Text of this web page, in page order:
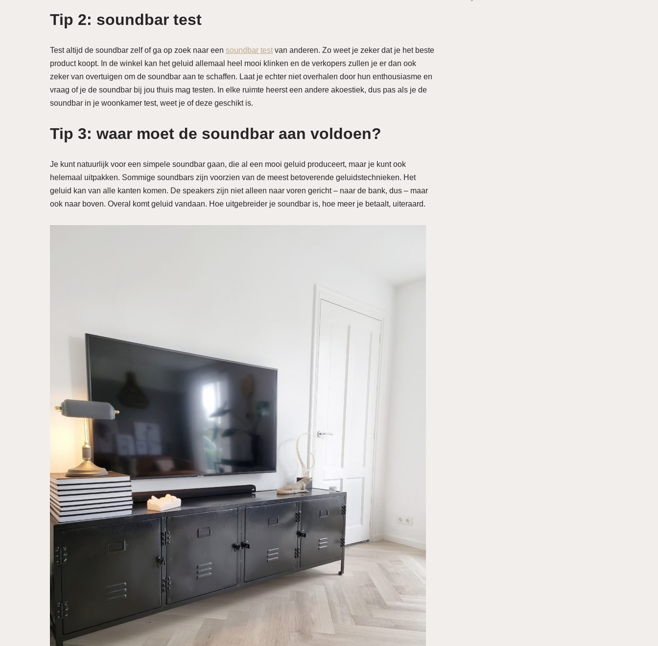
Tip 2: soundbar test
Test altijd de soundbar zelf of ga op zoek naar een soundbar test van anderen. Zo weet je zeker dat je het beste
product koopt. In de winkel kan het geluid allemaal heel mooi klinken en de verkopers zullen je er dan ook
zeker van overtuigen om de soundbar aan te schaffen. Laat je echter niet overhalen door hun enthousiasme en
vraag of je de soundbar bij jou thuis mag testen. In elke ruimte heerst een andere akoestiek, dus pas als je de
soundbar in je woonkamer test, weet je of deze geschikt is.
Tip 3: waar moet de soundbar aan voldoen?
Je kunt natuurlijk voor een simpele soundbar gaan, die al een mooi geluid produceert, maar je kunt ook
helemaal uitpakken. Sommige soundbars zijn voorzien van de meest betoverende geluidstechnieken. Het
geluid kan van alle kanten komen. De speakers zijn niet alleen naar voren gericht – naar de bank, dus – maar
ook naar boven. Overal komt geluid vandaan. Hoe uitgebreider je soundbar is, hoe meer je betaalt, uiteraard.